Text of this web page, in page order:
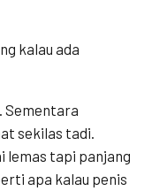
kalau ada
Sementara
sekilas tadi.
lemas tapi panjang
apa kalau penis